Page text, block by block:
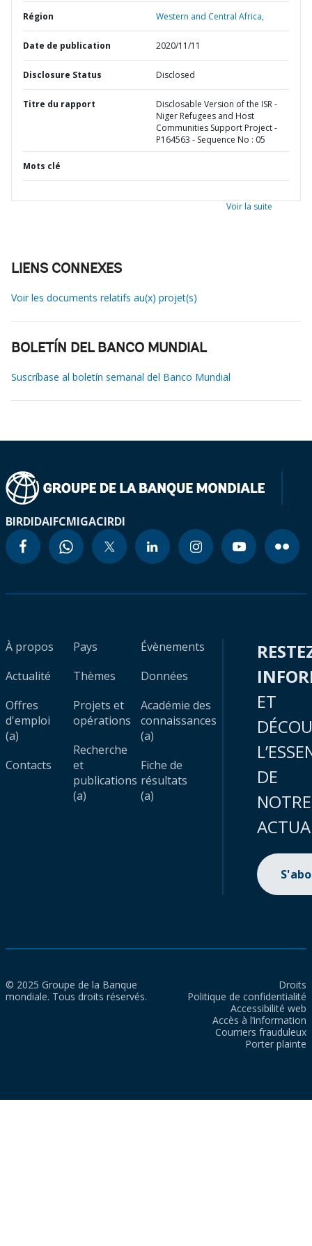
Région Western and Central Africa,
Date de publication 2020/11/11
Disclosure Status Disclosed
Titre du rapport
Disclosable Version of the ISR -
Niger Refugees and Host
Communities Support Project -
P164563 - Sequence No : 05
Mots clé
Voir la suite
LIENS CONNEXES
Voir les documents relatifs au(x) projet(s)
BOLETÍN DEL BANCO MUNDIAL
Suscríbase al boletín semanal del Banco Mundial
BIRDIDAIFCMIGACIRDI
À propos
Actualité
Offres
d'emploi
(a)
Contacts
Pays
Thèmes
Projets et
opérations
Recherche
et
publications
(a)
Évènements
Données
Académie des
connaissances
(a)
Fiche de
résultats
(a)
ET
DE
NOTRE
© 2025 Groupe de la Banque
mondiale. Tous droits réservés.
Droits
Politique de confidentialité
Accessibilité web
Accès à l’information
Courriers frauduleux
Porter plainte